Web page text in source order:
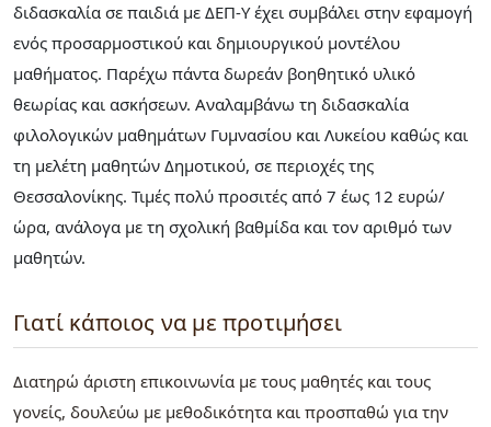
διδασκαλία σε παιδιά με ΔΕΠ-Υ έχει συμβάλει στην εφαμογή
ενός προσαρμοστικού και δημιουργικού μοντέλου
μαθήματος. Παρέχω πάντα δωρεάν βοηθητικό υλικό
θεωρίας και ασκήσεων. Αναλαμβάνω τη διδασκαλία
φιλολογικών μαθημάτων Γυμνασίου και Λυκείου καθώς και
τη μελέτη μαθητών Δημοτικού, σε περιοχές της
Θεσσαλονίκης. Τιμές πολύ προσιτές από 7 έως 12 ευρώ/
ώρα, ανάλογα με τη σχολική βαθμίδα και τον αριθμό των
μαθητών.
Γιατί κάποιος να με προτιμήσει
Διατηρώ άριστη επικοινωνία με τους μαθητές και τους
γονείς, δουλεύω με μεθοδικότητα και προσπαθώ για την